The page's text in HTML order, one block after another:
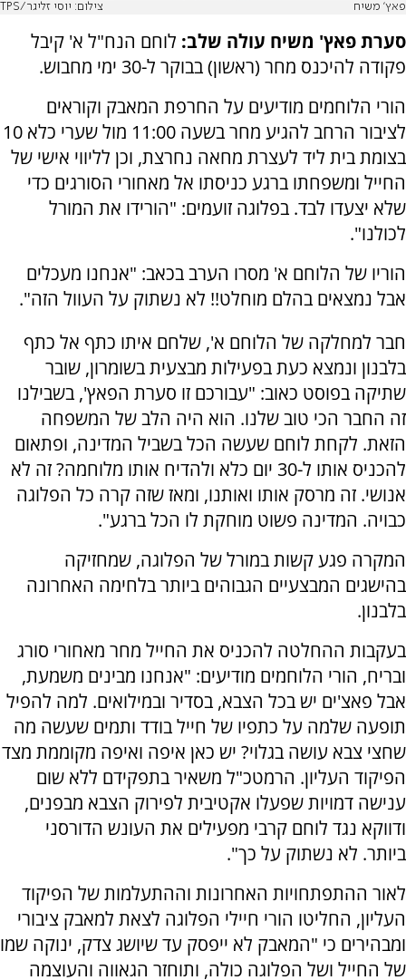
פאץ' משיח צילום: יוסי זליגר/TPS
סערת פאץ' משיח עולה שלב: לוחם הנח"ל א' קיבל
פקודה להיכנס מחר (ראשון) בבוקר ל-30 ימי מחבוש.
הורי הלוחמים מודיעים על החרפת המאבק וקוראים
לציבור הרחב להגיע מחר בשעה 11:00 מול שערי כלא 10
בצומת בית ליד לעצרת מחאה נחרצת, וכן לליווי אישי של
החייל ומשפחתו ברגע כניסתו אל מאחורי הסורגים כדי
שלא יצעדו לבד. בפלוגה זועמים: "הורידו את המורל
לכולנו".
הוריו של הלוחם א' מסרו הערב בכאב: "אנחנו מעכלים
אבל נמצאים בהלם מוחלט!! לא נשתוק על העוול הזה".
חבר למחלקה של הלוחם א', שלחם איתו כתף אל כתף
בלבנון ונמצא כעת בפעילות מבצעית בשומרון, שובר
שתיקה בפוסט כאוב: "עבורכם זו סערת הפאץ', בשבילנו
זה החבר הכי טוב שלנו. הוא היה הלב של המשפחה
הזאת. לקחת לוחם שעשה הכל בשביל המדינה, ופתאום
להכניס אותו ל-30 יום כלא ולהדיח אותו מלוחמה? זה לא
אנושי. זה מרסק אותו ואותנו, ומאז שזה קרה כל הפלוגה
כבויה. המדינה פשוט מוחקת לו הכל ברגע".
המקרה פגע קשות במורל של הפלוגה, שמחזיקה
בהישגים המבצעיים הגבוהים ביותר בלחימה האחרונה
בלבנון.
בעקבות ההחלטה להכניס את החייל מחר מאחורי סורג
ובריח, הורי הלוחמים מודיעים: "אנחנו מבינים משמעת,
אבל פאצ'ים יש בכל הצבא, בסדיר ובמילואים. למה להפיל
תופעה שלמה על כתפיו של חייל בודד ותמים שעשה מה
שחצי צבא עושה בגלוי? יש כאן איפה ואיפה מקוממת מצד
הפיקוד העליון. הרמטכ"ל משאיר בתפקידם ללא שום
ענישה דמויות שפעלו אקטיבית לפירוק הצבא מבפנים,
ודווקא נגד לוחם קרבי מפעילים את העונש הדורסני
ביותר. לא נשתוק על כך".
לאור ההתפתחויות האחרונות וההתעלמות של הפיקוד
העליון, החליטו הורי חיילי הפלוגה לצאת למאבק ציבורי
ומבהירים כי "המאבק לא ייפסק עד שיושג צדק, ינוקה שמו
של החייל ושל הפלוגה כולה, ותוחזר הגאווה והעוצמה